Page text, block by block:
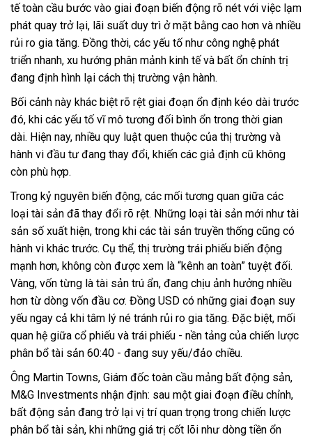
tế toàn cầu bước vào giai đoạn biến động rõ nét với việc lạm
phát quay trở lại, lãi suất duy trì ở mặt bằng cao hơn và nhiều
rủi ro gia tăng. Đồng thời, các yếu tố như công nghệ phát
triển nhanh, xu hướng phân mảnh kinh tế và bất ổn chính trị
đang định hình lại cách thị trường vận hành.
Bối cảnh này khác biệt rõ rệt giai đoạn ổn định kéo dài trước
đó, khi các yếu tố vĩ mô tương đối bình ổn trong thời gian
dài. Hiện nay, nhiều quy luật quen thuộc của thị trường và
hành vi đầu tư đang thay đổi, khiến các giả định cũ không
còn phù hợp.
Trong kỷ nguyên biến động, các mối tương quan giữa các
loại tài sản đã thay đổi rõ rệt. Những loại tài sản mới như tài
sản số xuất hiện, trong khi các tài sản truyền thống cũng có
hành vi khác trước. Cụ thể, thị trường trái phiếu biến động
mạnh hơn, không còn được xem là “kênh an toàn” tuyệt đối.
Vàng, vốn từng là tài sản trú ẩn, đang chịu ảnh hưởng nhiều
hơn từ dòng vốn đầu cơ. Đồng USD có những giai đoạn suy
yếu ngay cả khi tâm lý né tránh rủi ro gia tăng. Đặc biệt, mối
quan hệ giữa cổ phiếu và trái phiếu - nền tảng của chiến lược
phân bổ tài sản 60:40 - đang suy yếu/đảo chiều.
Ông Martin Towns, Giám đốc toàn cầu mảng bất động sản,
M&G Investments nhận định: sau một giai đoạn điều chỉnh,
bất động sản đang trở lại vị trí quan trọng trong chiến lược
phân bổ tài sản, khi những giá trị cốt lõi như dòng tiền ổn